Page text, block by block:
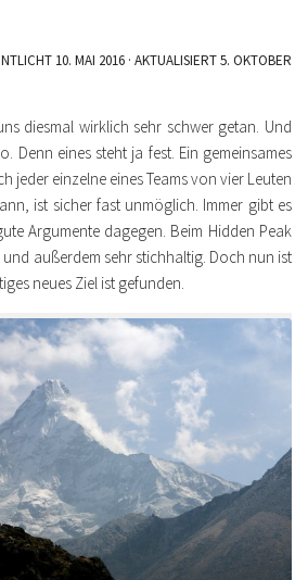
10. MAI 2016 · AKTUALISIERT5. OKTOBER
diesmal wirklich sehr schwer getan. Und
Denn eines steht ja fest. Ein gemeinsames
jeder einzelne eines Teams von vier Leuten
ist sicher fast unmöglich. Immer gibt es
Argumente dagegen. Beim Hidden Peak
außerdem sehr stichhaltig. Doch nun ist
neues Ziel ist gefunden.